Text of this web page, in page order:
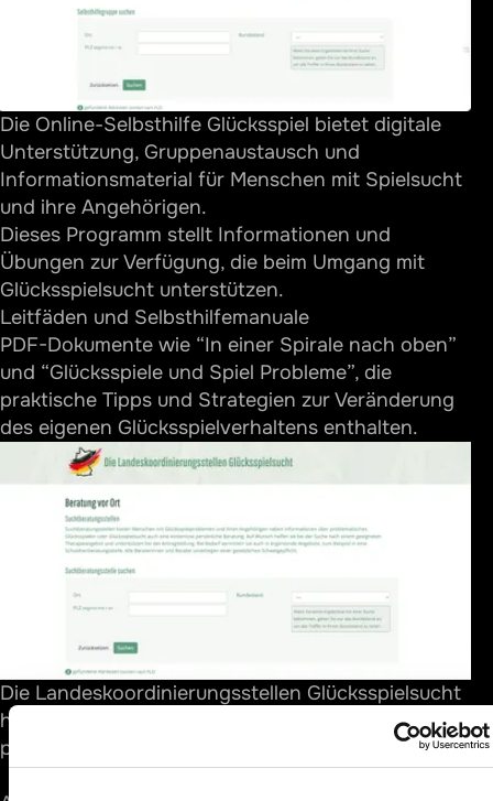
Die Online-Selbsthilfe Glücksspiel bietet digitale
Unterstützung, Gruppenaustausch und
Informationsmaterial für Menschen mit Spielsucht
und ihre Angehörigen.
Dieses Programm stellt Informationen und
Übungen zur Verfügung, die beim Umgang mit
Glücksspielsucht unterstützen.
Leitfäden und Selbsthilfemanuale
PDF-Dokumente wie “In einer Spirale nach oben”
und “Glücksspiele und Spiel Probleme”, die
praktische Tipps und Strategien zur Veränderung
des eigenen Glücksspielverhaltens enthalten.
Die Landeskoordinierungsstellen Glücksspielsucht
helfen, lokale Beratungsstellen zu finden —
persönlich, vertraulich und kostenlos.